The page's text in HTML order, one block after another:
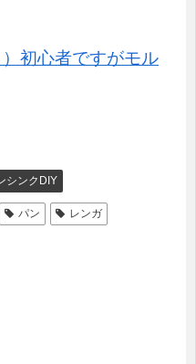
）初心者ですがモル
シンクDIY
パン
レンガ